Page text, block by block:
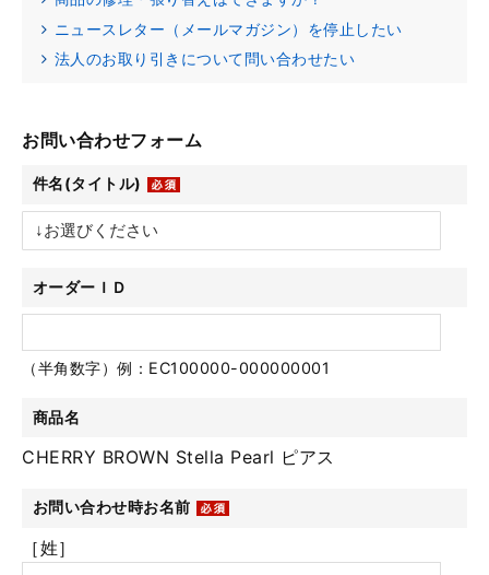
ニュースレター（メールマガジン）を停止したい
法人のお取り引きについて問い合わせたい
お問い合わせフォーム
件名(タイトル)
オーダーＩＤ
（半角数字）例：EC100000-000000001
商品名
CHERRY BROWN Stella Pearl ピアス
お問い合わせ時お名前
［姓］